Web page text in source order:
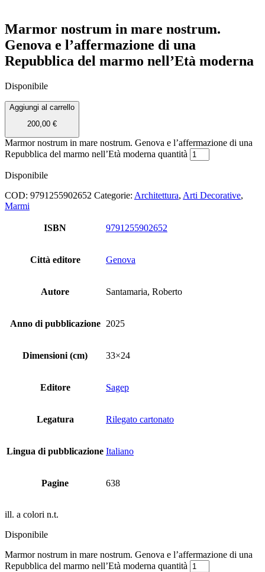
Marmor nostrum in mare nostrum.
Genova e l’affermazione di una
Repubblica del marmo nell’Età moderna
Disponibile
Aggiungi al carrello
200,00 €
Marmor nostrum in mare nostrum. Genova e l’affermazione di una
Repubblica del marmo nell’Età moderna quantità
Disponibile
COD: 9791255902652 Categorie: Architettura, Arti Decorative,
Marmi
ISBN 9791255902652
Città editore Genova
Autore Santamaria, Roberto
Anno di pubblicazione 2025
Dimensioni (cm) 33×24
Editore Sagep
Legatura Rilegato cartonato
Lingua di pubblicazione Italiano
Pagine 638
ill. a colori n.t.
Disponibile
Marmor nostrum in mare nostrum. Genova e l’affermazione di una
Repubblica del marmo nell’Età moderna quantità